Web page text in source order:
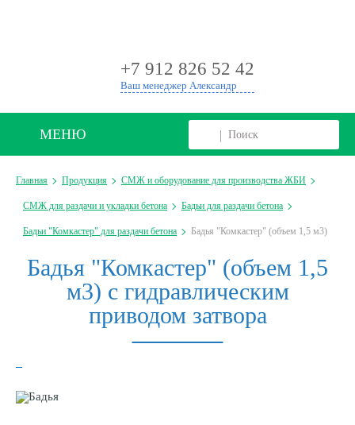
+7 912 826 52 42
Ваш менеджер Александр
МЕНЮ
Главная Продукция СМЖ и оборудование для производства ЖБИ
СМЖ для раздачи и укладки бетона Бадьи для раздачи бетона
Бадьи "Комкастер" для раздачи бетона Бадья "Комкастер" (объем 1,5 м3)
Бадья "Комкастер" (объем 1,5
м3) с гидравлическим
приводом затвора